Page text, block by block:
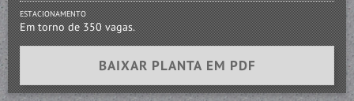
ESTACIONAMENTO
Em torno de 350 vagas.
BAIXAR PLANTA EM PDF